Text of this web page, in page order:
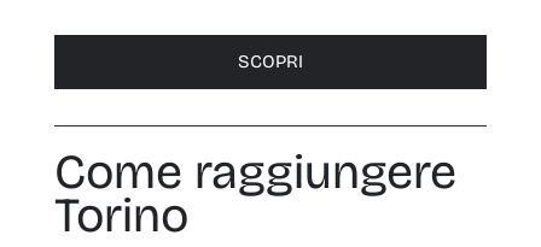
SCOPRI
Come raggiungere
Torino